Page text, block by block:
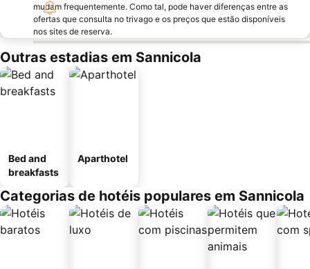
mudam frequentemente. Como tal, pode haver diferenças entre as
ofertas que consulta no trivago e os preços que estão disponíveis
nos sites de reserva.
Outras estadias em Sannicola
Bed and
breakfasts
Aparthotel
Categorias de hotéis populares em Sannicola